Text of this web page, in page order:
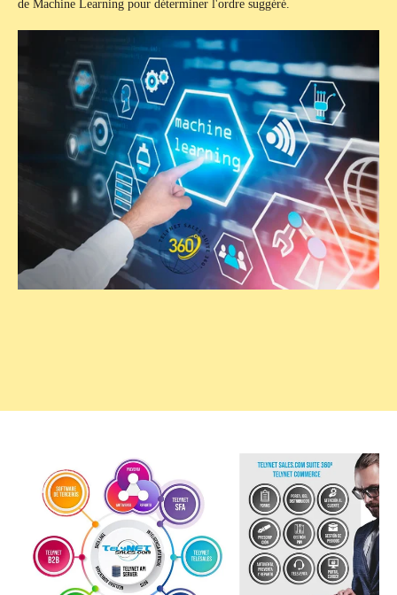
de Machine Learning pour déterminer l'ordre suggéré.